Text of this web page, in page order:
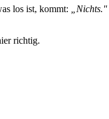
los ist, kommt:
„Nichts."
richtig.